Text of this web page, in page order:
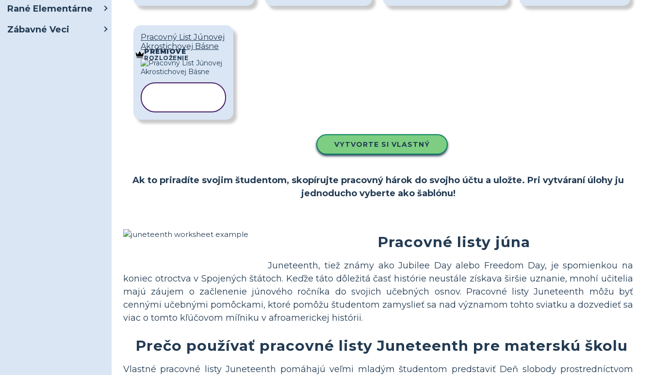
Rané Elementárne
Zábavné Veci
Pracovný List Júnovej
Akrostichovej Básne
PRÉMIOVÉ
ROZLOŽENIE
VYTVORTE SI VLASTNÝ
Ak to priradíte svojim študentom, skopírujte pracovný hárok do svojho účtu a uložte. Pri vytváraní úlohy ju
jednoducho vyberte ako šablónu!
Pracovné listy júna
Juneteenth, tiež známy ako Jubilee Day alebo Freedom Day, je spomienkou na
koniec otroctva v Spojených štátoch. Keďže táto dôležitá časť histórie neustále získava širšie uznanie, mnohí učitelia
majú záujem o začlenenie júnového ročníka do svojich učebných osnov. Pracovné listy Juneteenth môžu byť
cennými učebnými pomôckami, ktoré pomôžu študentom zamyslieť sa nad významom tohto sviatku a dozvedieť sa
viac o tomto kľúčovom míľniku v afroamerickej histórii.
Prečo používať pracovné listy Juneteenth pre materskú školu
Vlastné pracovné listy Juneteenth pomáhajú veľmi mladým študentom predstaviť Deň slobody prostredníctvom